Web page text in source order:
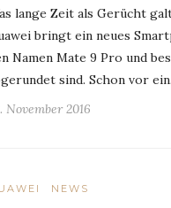
lange Zeit als Gerücht
bringt ein neues
Namen Mate 9 Pro und
sind. Schon vor
November 2016
NEWS